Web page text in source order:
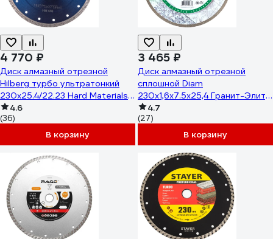
4 770 ₽
Диск алмазный отрезной
Hilberg турбо ультратонкий
230x25.4/22.23 Hard Materials
X-type HM406
4.6
(36)
В корзину
3 465 ₽
Диск алмазный отрезной
сплошной Diam
230x1,6x7.5x25,4 Гранит-Элит,
серия Экстра (Гранит,
Керамогранит) 000201
4.7
(27)
В корзину